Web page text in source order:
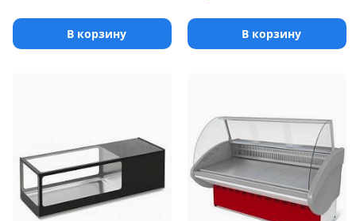
В корзину В корзину